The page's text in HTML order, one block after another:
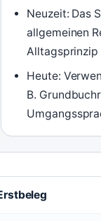
Neuzeit: Das
allgemeinen
Alltagsprinzip
Heute:
B.